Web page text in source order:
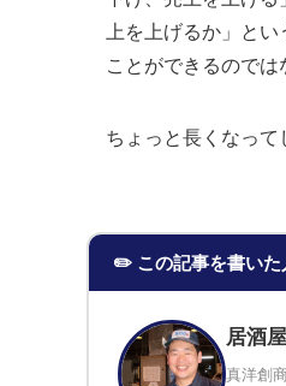
上を上げるか」と
ことができるのでは
ちょっと長くなって
✏️ この記事を書いた
居酒
真洋創